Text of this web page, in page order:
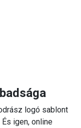
logó sablont
igen, online